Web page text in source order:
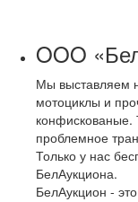
OOO
Мы выставляем
мотоциклы и
проблемное
Только у нас
БелАукциона.
БелАукцион -